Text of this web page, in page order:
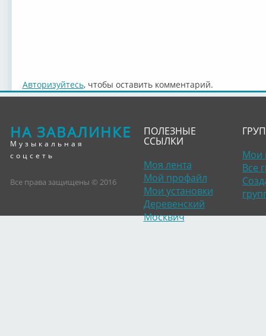
Авторизуйтесь, чтобы оставить комментарий.
НА ЗАВАЛИНКЕ
Музыкальная
соцсеть
Все права защищены © 2016
ПОЛЕЗНЫЕ
ССЫЛКИ
Моя лента
Мой профайл
Мои установки
Деревенский
Москвич
Мои
Все